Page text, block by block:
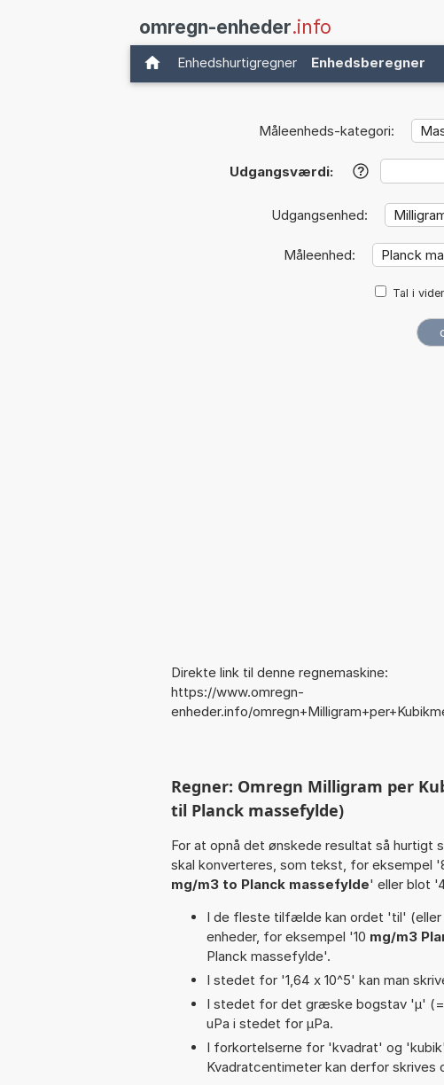
omregn-enheder.info
Enhedshurtigregner Enhedsberegner
Måleenheds-kategori:
Udgangsværdi: ?
Udgangsenhed:
Måleenhed:
Tal i
Direkte link til denne regnemaskine:
https://www.omregn-
enheder.info/
Regner: Omregn Milligram per
til Planck massefylde)
For at opnå det ønskede resultat så
skal konverteres, som tekst, for eksempel
mg/m3 to Planck massefylde' eller blot
I de fleste tilfælde kan ordet 'til' (eller
enheder, for eksempel '10 mg/m3
Planck massefylde'.
I stedet for '1,64 x 10^5' kan man
I stedet for det græske bogstav 'µ' (=
uPa i stedet for µPa.
I forkortelserne for 'kvadrat' og
Kvadratcentimeter kan derfor skrives